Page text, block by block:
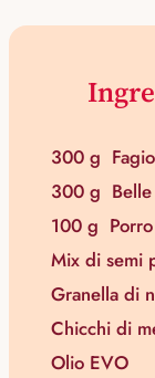
300 g
300 g
100 g Porro
Mix di semi
Granella di
Chicchi di
Olio EVO